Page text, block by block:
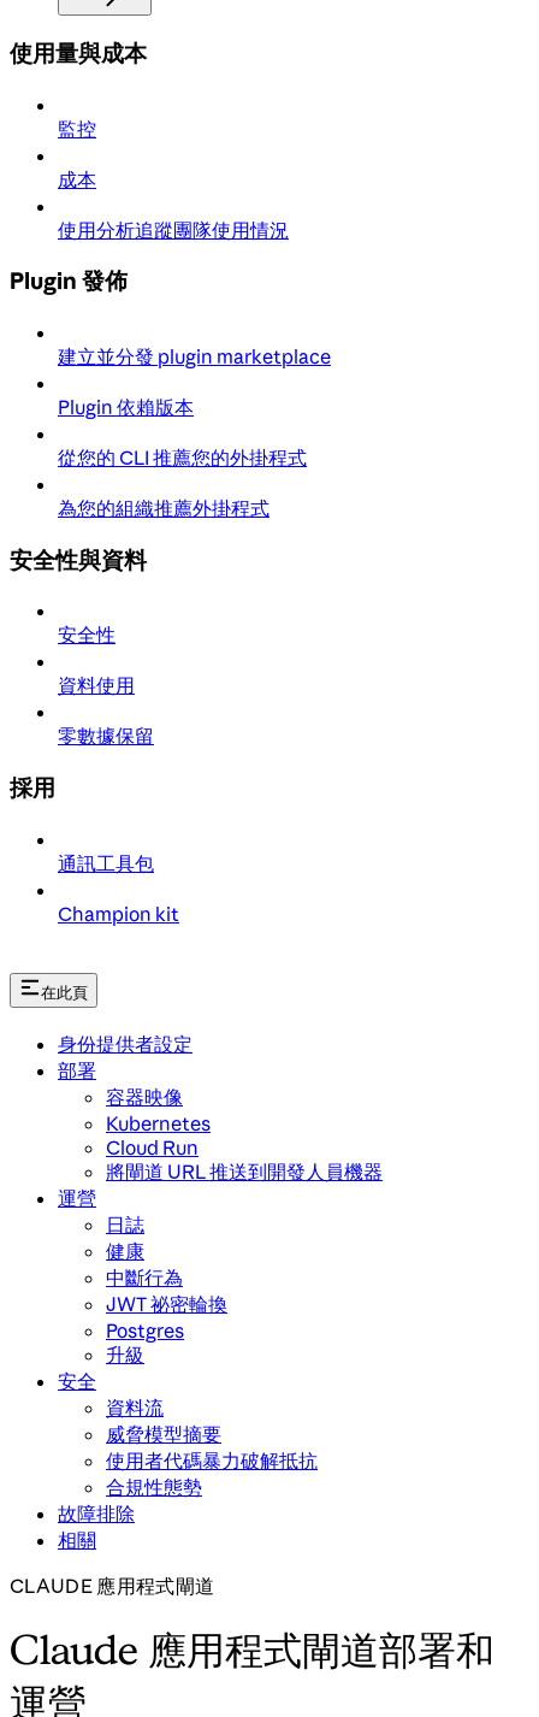
使用量與成本
監控
成本
使用分析追蹤團隊使用情況
Plugin 發佈
建立並分發 plugin marketplace
Plugin 依賴版本
從您的 CLI 推薦您的外掛程式
為您的組織推薦外掛程式
安全性與資料
安全性
資料使用
零數據保留
採用
通訊工具包
Champion kit
在此頁
身份提供者設定
部署
容器映像
Kubernetes
Cloud Run
將閘道 URL 推送到開發人員機器
運營
日誌
健康
中斷行為
JWT 祕密輪換
Postgres
升級
安全
資料流
威脅模型摘要
使用者代碼暴力破解抵抗
合規性態勢
故障排除
相關
CLAUDE 應用程式閘道
Claude 應用程式閘道部署和
運營